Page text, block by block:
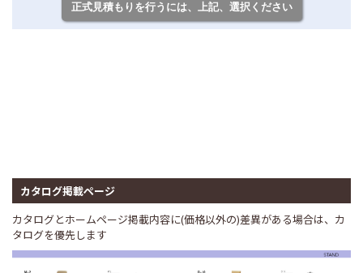
カタログ掲載ページ
カタログとホームページ掲載内容に(価格以外の)差異がある場合は、カ
タログを優先します